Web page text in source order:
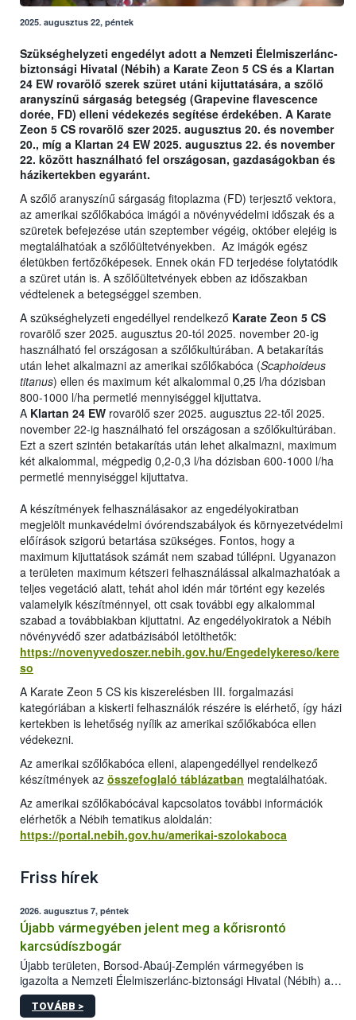
2025. augusztus 22, péntek
Szükséghelyzeti engedélyt adott a Nemzeti Élelmiszerlánc-
biztonsági Hivatal (Nébih) a Karate Zeon 5 CS és a Klartan
24 EW rovarölő szerek szüret utáni kijuttatására, a szőlő
aranyszínű sárgaság betegség (Grapevine flavescence
dorée, FD) elleni védekezés segítése érdekében. A Karate
Zeon 5 CS rovarölő szer 2025. augusztus 20. és november
20., míg a Klartan 24 EW 2025. augusztus 22. és november
22. között használható fel országosan, gazdaságokban és
házikertekben egyaránt.
A szőlő aranyszínű sárgaság fitoplazma (FD) terjesztő vektora,
az amerikai szőlőkabóca imágói a növényvédelmi időszak és a
szüretek befejezése után szeptember végéig, október elejéig is
megtalálhatóak a szőlőültetvényekben. Az imágók egész
életükben fertőzőképesek. Ennek okán FD terjedése folytatódik
a szüret után is. A szőlőültetvények ebben az időszakban
védtelenek a betegséggel szemben.
A szükséghelyzeti engedéllyel rendelkező Karate Zeon 5 CS
rovarölő szer 2025. augusztus 20-tól 2025. november 20-ig
használható fel országosan a szőlőkultúrában. A betakarítás
után lehet alkalmazni az amerikai szőlőkabóca (Scaphoideus
titanus) ellen és maximum két alkalommal 0,25 l/ha dózisban
800-1000 l/ha permetlé mennyiséggel kijuttatva.
A Klartan 24 EW rovarölő szer 2025. augusztus 22-től 2025.
november 22-ig használható fel országosan a szőlőkultúrában.
Ezt a szert szintén betakarítás után lehet alkalmazni, maximum
két alkalommal, mégpedig 0,2-0,3 l/ha dózisban 600-1000 l/ha
permetlé mennyiséggel kijuttatva.
A készítmények felhasználásakor az engedélyokiratban
megjelölt munkavédelmi óvórendszabályok és környezetvédelmi
előírások szigorú betartása szükséges. Fontos, hogy a
maximum kijuttatások számát nem szabad túllépni. Ugyanazon
a területen maximum kétszeri felhasználással alkalmazhatóak a
teljes vegetáció alatt, tehát ahol idén már történt egy kezelés
valamelyik készítménnyel, ott csak további egy alkalommal
szabad a továbbiakban kijuttatni. Az engedélyokiratok a Nébih
növényvédő szer adatbázisából letölthetők:
https://novenyvedoszer.nebih.gov.hu/Engedelykereso/kere
so
A Karate Zeon 5 CS kis kiszerelésben III. forgalmazási
kategóriában a kiskerti felhasználók részére is elérhető, így házi
kertekben is lehetőség nyílik az amerikai szőlőkabóca ellen
védekezni.
Az amerikai szőlőkabóca elleni, alapengedéllyel rendelkező
készítmények az összefoglaló táblázatban megtalálhatóak.
Az amerikai szőlőkabócával kapcsolatos további információk
elérhetők a Nébih tematikus aloldalán:
https://portal.nebih.gov.hu/amerikai-szolokaboca
Friss hírek
2026. augusztus 7, péntek
Újabb vármegyében jelent meg a kőrisrontó
karcsúdíszbogár
Újabb területen, Borsod-Abaúj-Zemplén vármegyében is
igazolta a Nemzeti Élelmiszerlánc-biztonsági Hivatal (Nébih) a
kőrisrontó karcsúdíszbogár (Agrilus planipennis) jelenlétét. A
kártevőt nem csak színcsapdában találták meg, de már fertőzött
TOVÁBB >